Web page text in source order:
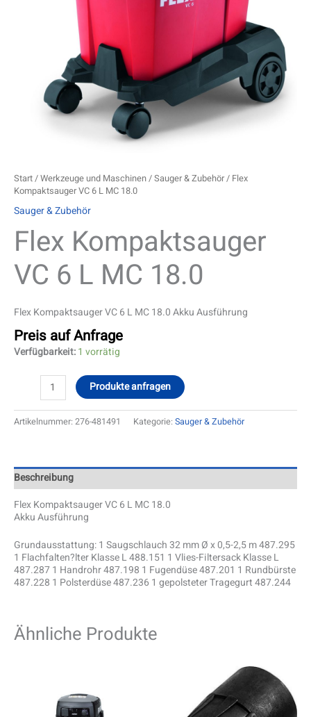
Start/Werkzeuge und Maschinen/Sauger & Zubehör/ Flex
Kompaktsauger VC 6 L MC 18.0
Sauger & Zubehör
Flex Kompaktsauger
VC 6 L MC 18.0
Flex Kompaktsauger VC 6 L MC 18.0 Akku Ausführung
Preis auf Anfrage
Verfügbarkeit:1 vorrätig
Produkte anfragen
Artikelnummer: 276-481491 Kategorie: Sauger & Zubehör
Beschreibung
Flex Kompaktsauger VC 6 L MC 18.0
Akku Ausführung
Grundausstattung: 1 Saugschlauch 32 mm Ø x 0,5-2,5 m 487.295
1 Flachfalten?lter Klasse L 488.151 1 Vlies-Filtersack Klasse L
487.287 1 Handrohr 487.198 1 Fugendüse 487.201 1 Rundbürste
487.228 1 Polsterdüse 487.236 1 gepolsteter Tragegurt 487.244
Ähnliche Produkte
weist